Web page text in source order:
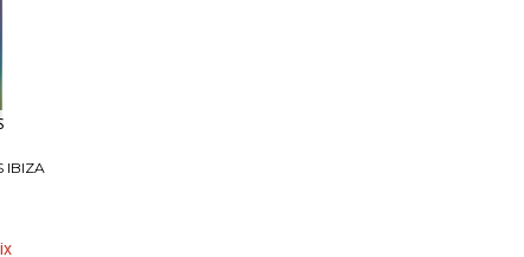
IBIZA